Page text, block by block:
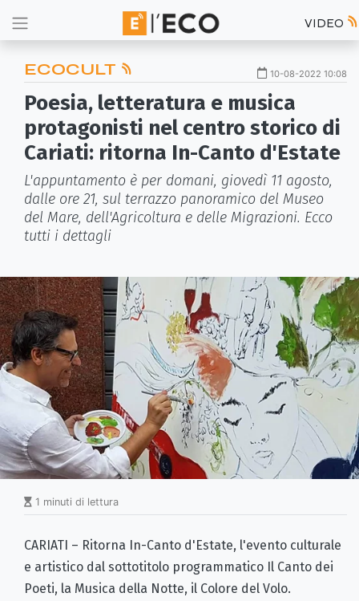
VIDEO
ECOCULT 10-08-2022 10:08
Poesia, letteratura e musica
protagonisti nel centro storico di
Cariati: ritorna In-Canto d'Estate
L'appuntamento è per domani, giovedì 11 agosto,
dalle ore 21, sul terrazzo panoramico del Museo
del Mare, dell'Agricoltura e delle Migrazioni. Ecco
tutti i dettagli
1 minuti di lettura
CARIATI – Ritorna In-Canto d'Estate, l'evento culturale
e artistico dal sottotitolo programmatico Il Canto dei
Poeti, la Musica della Notte, il Colore del Volo.